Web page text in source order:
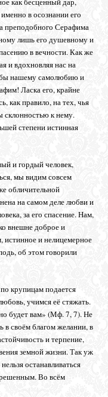
в осознании его
преподобного Серафима
лишь его душевному и
в вечности. Как же
и вдохновляя нас на
бы нашему самолюбию и
Ласка его, крайне
как правило, на тех, чья
склонностью к нему.
степени истинная
и гордый человек,
мы видим совсем
обличительной
на самом деле любви и
за его спасение. Нам,
внешне доброе и
истинное и нелицемерное
об этом говорили
крупицам подается
учимся её стяжать.
будет вам» (Мф. 7, 7). Не
в своём благом желании, в
и терпение,
земной жизни. Так уж
останавливаться
решенным. Во всём